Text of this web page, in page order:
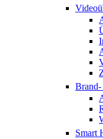
Brand-
Smart